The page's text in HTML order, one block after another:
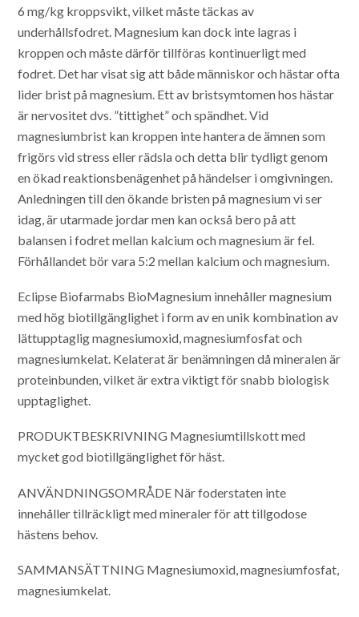
6 mg/kg kroppsvikt, vilket måste täckas av
underhållsfodret. Magnesium kan dock inte lagras i
kroppen och måste därför tillföras kontinuerligt med
fodret. Det har visat sig att både människor och hästar ofta
lider brist på magnesium. Ett av bristsymtomen hos hästar
är nervositet dvs. ”tittighet” och spändhet. Vid
magnesiumbrist kan kroppen inte hantera de ämnen som
frigörs vid stress eller rädsla och detta blir tydligt genom
en ökad reaktionsbenägenhet på händelser i omgivningen.
Anledningen till den ökande bristen på magnesium vi ser
idag, är utarmade jordar men kan också bero på att
balansen i fodret mellan kalcium och magnesium är fel.
Förhållandet bör vara 5:2 mellan kalcium och magnesium.
Eclipse Biofarmabs BioMagnesium innehåller magnesium
med hög biotillgänglighet i form av en unik kombination av
lättupptaglig magnesiumoxid, magnesiumfosfat och
magnesiumkelat. Kelaterat är benämningen då mineralen är
proteinbunden, vilket är extra viktigt för snabb biologisk
upptaglighet.
PRODUKTBESKRIVNING Magnesiumtillskott med
mycket god biotillgänglighet för häst.
ANVÄNDNINGSOMRÅDE När foderstaten inte
innehåller tillräckligt med mineraler för att tillgodose
hästens behov.
SAMMANSÄTTNING Magnesiumoxid, magnesiumfosfat,
magnesiumkelat.